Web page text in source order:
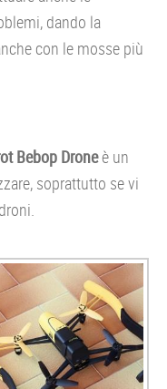
dando la
con le mosse più
Bebop Droneè un
soprattutto se vi